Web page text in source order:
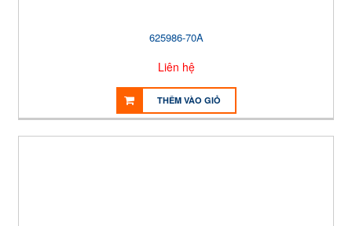
625986-70A
Liên hệ
THÊM VÀO GIỎ